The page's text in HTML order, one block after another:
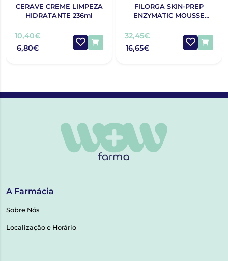
CERAVE CREME LIMPEZA
HIDRATANTE 236ml
10,40€
6,80€
FILORGA SKIN-PREP
ENZYMATIC MOUSSE
32,45€
16,65€
A Farmácia
Sobre Nós
Localização e Horário